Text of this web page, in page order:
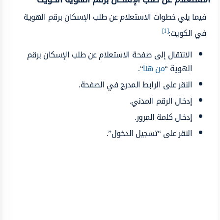
فيما يلي خطوات الاستعلام عن طلب الإسكان برقم الهوية
في الكويت:[1]
الانتقال إلى صفحة الاستعلام عن طلب الإسكان برقم
الهوية “من هنا“.
النقر على الرابط المدرج في الصفحة.
إدخال الرقم المدني.
إدخال كلمة المرور.
النقر على “تسجيل الدخول”.